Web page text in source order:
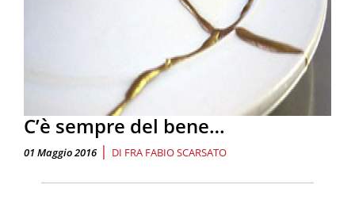
C’è sempre del bene…
01 Maggio 2016 | DI FRA FABIO SCARSATO